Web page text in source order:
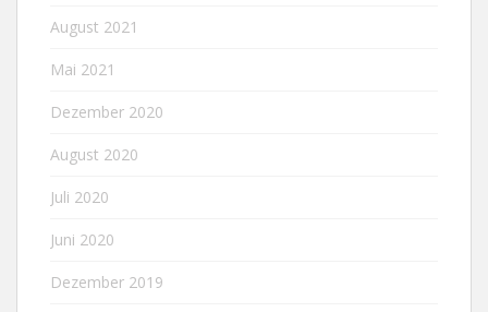
August 2021
Mai 2021
Dezember 2020
August 2020
Juli 2020
Juni 2020
Dezember 2019